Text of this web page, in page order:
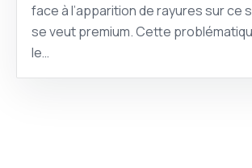
face à l’apparition de rayures sur ce
se veut premium. Cette
le…